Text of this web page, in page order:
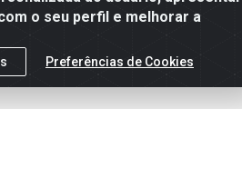
o seu perfil e melhorar a
Preferências de Cookies